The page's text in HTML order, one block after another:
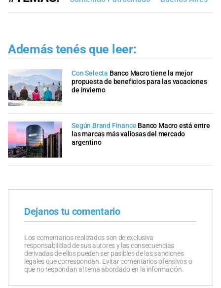
Además tenés que leer:
Con Selecta Banco Macro tiene la mejor
propuesta de beneficios para las vacaciones
de invierno
Según Brand Finance Banco Macro está entre
las marcas más valiosas del mercado
argentino
Dejanos tu comentario
Los comentarios realizados son de exclusiva
responsabilidad de sus autores y las consecuencias
derivadas de ellos pueden ser pasibles de las sanciones
legales que correspondan. Evitar comentarios ofensivos o
que no respondan al tema abordado en la información.